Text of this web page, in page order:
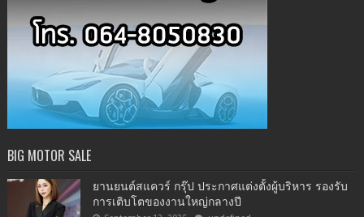
BIG MOTOR SALE
ยานยนต์สแควร์ กรุ๊ป ประกาศแต่งตั้งผู้บริหาร รองรับ
การเติบโตของงานใหญ่กลางปี